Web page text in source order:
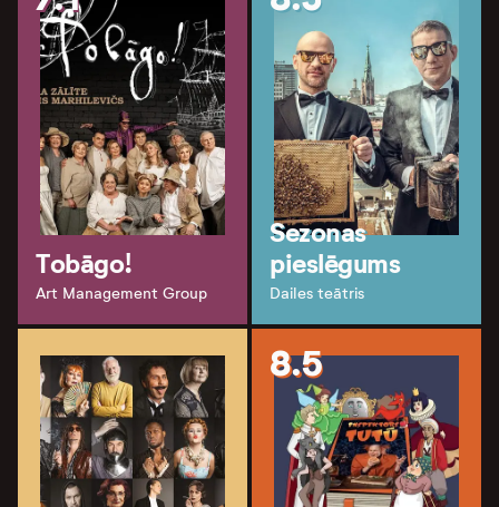
Tobāgo!
Art Management Group
Sezonas
pieslēgums
Dailes teātris
8.5